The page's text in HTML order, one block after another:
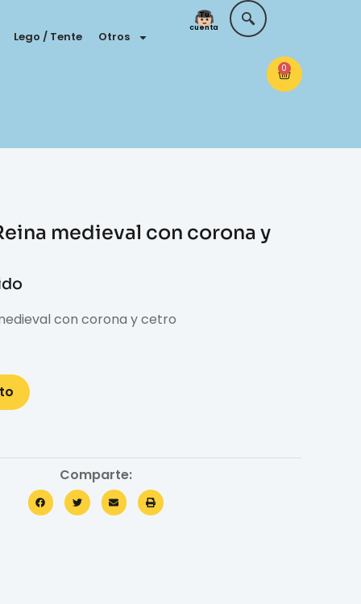
Lego / Tente Otros
Tu
cuenta
0
medieval con corona y
con corona y cetro
Comparte: